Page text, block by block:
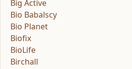
Big Active
Bio Babalscy
Bio Planet
Biofix
BioLife
Birchall